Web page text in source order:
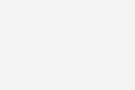
Blau-, Gelb- und Rot-
Sie beleben den Raum
für Kinder aller
und Kindergartenalter